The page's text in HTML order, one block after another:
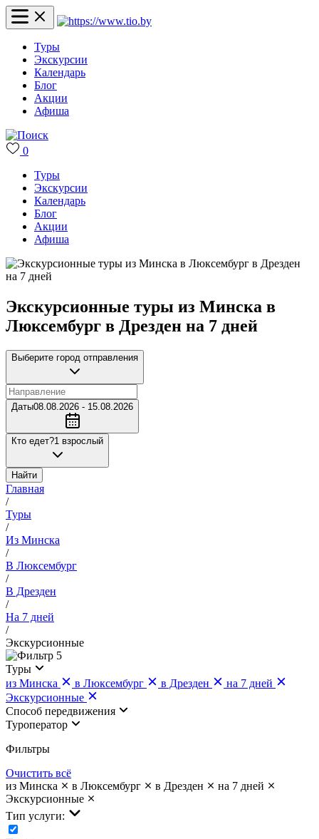
Туры
Экскурсии
Календарь
Блог
Акции
Афиша
0
Туры
Экскурсии
Календарь
Блог
Акции
Афиша
Экскурсионные туры из Минска в
Люксембург в Дрезден на 7 дней
Выберите город отправления
Даты08.08.2026 - 15.08.2026
Кто едет?1 взрослый
Найти
Главная
/
Туры
/
Из Минска
/
В Люксембург
/
В Дрезден
/
На 7 дней
/
Экскурсионные
5
Туры
из Минска
в Люксембург в Дрезден
на 7 дней
Экскурсионные
Cпособ передвижения
Туроператор
Фильтры
Очистить всё
из Минска
в Люксембург в Дрезден
на 7 дней
Экскурсионные
Тип услуги: